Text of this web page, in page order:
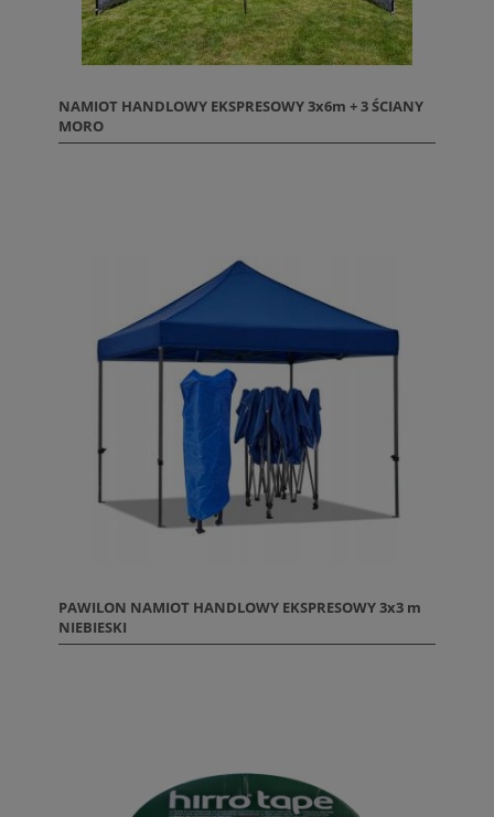
NAMIOT HANDLOWY EKSPRESOWY 3x6m + 3 ŚCIANY
MORO
PAWILON NAMIOT HANDLOWY EKSPRESOWY 3x3 m
NIEBIESKI